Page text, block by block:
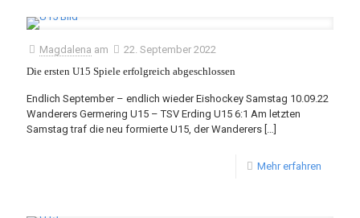
Magdalena am
22. September 2022
Die ersten U15 Spiele erfolgreich abgeschlossen
Endlich September – endlich wieder Eishockey Samstag 10.09.22
Wanderers Germering U15 – TSV Erding U15 6:1 Am letzten
Samstag traf die neu formierte U15, der Wanderers […]
Mehr erfahren